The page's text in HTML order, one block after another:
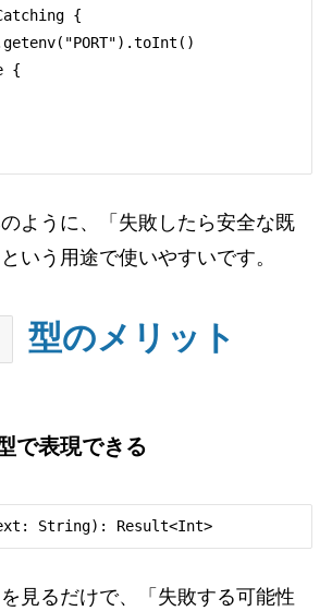
ように、「失敗したら安全な既
いう用途で使いやすいです。
型のメリット
で表現できる
fun parseInt(text: String): Result<Int>
見るだけで、「失敗する可能性